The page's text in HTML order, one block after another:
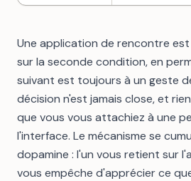
Une application de rencontre
sur la seconde condition, en
suivant est toujours à un geste
décision n'est jamais close, et
que vous vous attachiez à une
l'interface. Le mécanisme se
dopamine : l'un vous retient sur
vous empêche d'apprécier ce